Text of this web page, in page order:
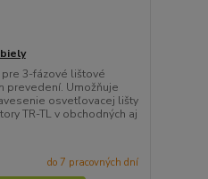
pre 3-fázové lištové
prevedení. Umožňuje
osvetľovacej lišty
TR-TL v obchodných aj
do 7 pracovných dní